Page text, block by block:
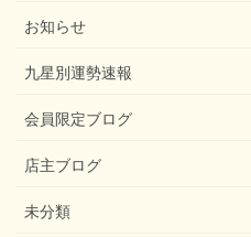
お知らせ
九星別運勢速報
会員限定ブログ
店主ブログ
未分類